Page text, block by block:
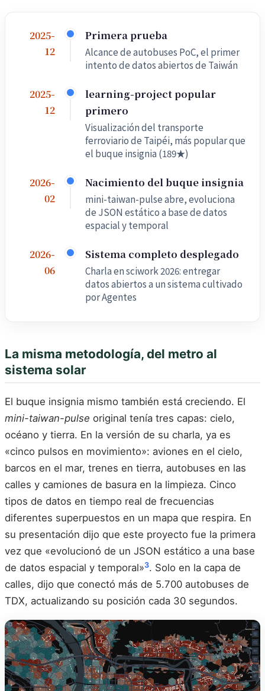
2025-
12
Primera prueba
Alcance de autobuses PoC, el primer
intento de datos abiertos de Taiwán
2025-
12
learning-project popular
primero
Visualización del transporte
ferroviario de Taipéi, más popular que
el buque insignia (189★)
2026-
02
Nacimiento del buque insignia
mini-taiwan-pulse abre, evoluciona
de JSON estático a base de datos
espacial y temporal
2026-
06
Sistema completo desplegado
Charla en sciwork 2026: entregar
datos abiertos a un sistema cultivado
por Agentes
La misma metodología, del metro al
sistema solar
El buque insignia mismo también está creciendo. El
mini-taiwan-pulse original tenía tres capas: cielo,
océano y tierra. En la versión de su charla, ya es
«cinco pulsos en movimiento»: aviones en el cielo,
barcos en el mar, trenes en tierra, autobuses en las
calles y camiones de basura en la limpieza. Cinco
tipos de datos en tiempo real de frecuencias
diferentes superpuestos en un mapa que respira. En
su presentación dijo que este proyecto fue la primera
vez que «evolucionó de un JSON estático a una base
de datos espacial y temporal»3. Solo en la capa de
calles, dijo que conectó más de 5.700 autobuses de
TDX, actualizando su posición cada 30 segundos.